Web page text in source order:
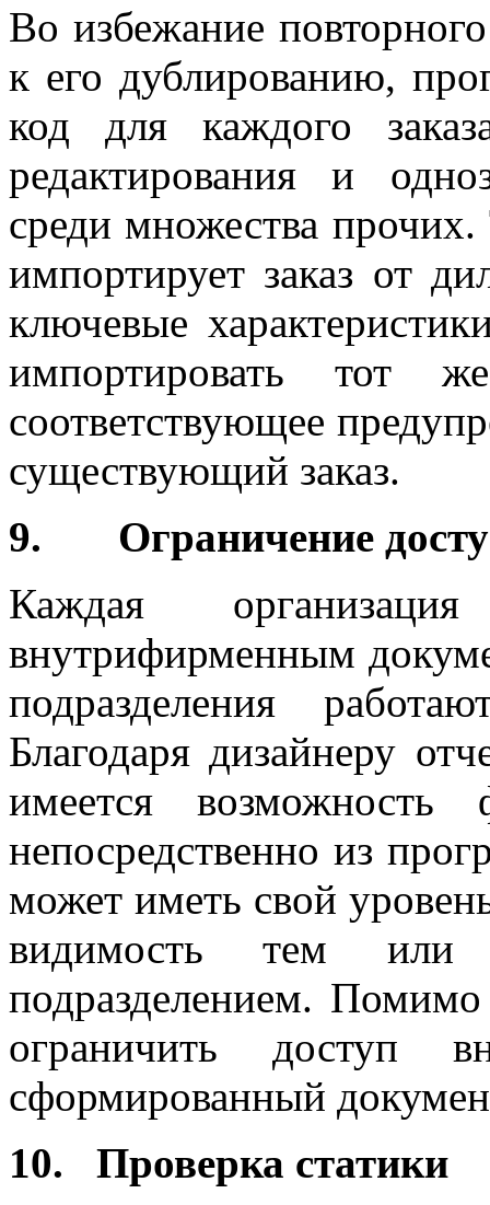
Во избежание
к его дублированию,
код для каждого
редактирования и
среди множества
импортирует заказ от
ключевые
импортировать тот
соответствующее
существующий заказ.
9. Ограничение
Каждая
внутрифирменным
подразделения
Благодаря дизайнеру
имеется возможность
непосредственно из
может иметь свой
видимость тем или
подразделением.
ограничить доступ
сформированный
10. Проверка статики